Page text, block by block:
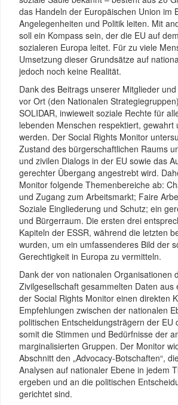
Български
Shqip
Ελληνικά
Српски језик
Македонски јазик
Português
Slovenščina
das Handeln der Europäischen Union im
Angelegenheiten und Politik leiten. Mit
soll ein Kompass sein, der die EU auf
sozialeren Europa leitet. Für zu viele
Umsetzung dieser Grundsätze auf
jedoch noch keine Realität.
Dank des Beitrags unserer Mitglieder
vor Ort (den Nationalen
SOLIDAR, inwieweit soziale Rechte für
lebenden Menschen respektiert, gewahrt
werden. Der Social Rights Monitor
Zustand des bürgerschaftlichen Raums
und zivilen Dialogs in der EU sowie das
gerechter Übergang angestrebt wird.
Monitor folgende Themenbereiche ab:
und Zugang zum Arbeitsmarkt; Faire
Soziale Eingliederung und Schutz; ein
und Bürgerraum. Die ersten drei
Kapiteln der ESSR, während die letzten
wurden, um ein umfassenderes Bild der
Gerechtigkeit in Europa zu vermitteln.
Dank der von nationalen Organisationen
Zivilgesellschaft gesammelten Daten aus
der Social Rights Monitor einen direkten
Empfehlungen zwischen der nationalen
politischen Entscheidungsträgern der EU
somit die Stimmen und Bedürfnisse der
marginalisierten Gruppen. Der Monitor
Abschnitt den „Advocacy-Botschaften“,
Analysen auf nationaler Ebene in jedem
ergeben und an die politischen
gerichtet sind.